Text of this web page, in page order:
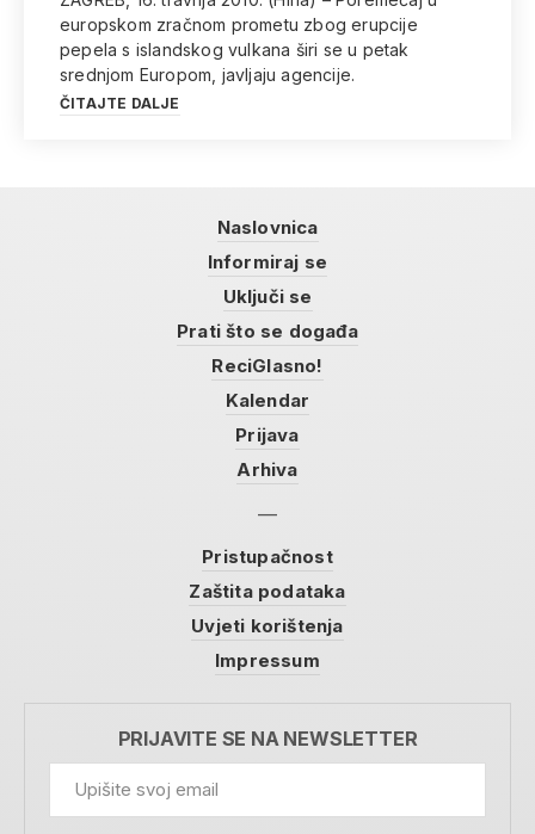
europskom zračnom prometu zbog erupcije
pepela s islandskog vulkana širi se u petak
srednjom Europom, javljaju agencije.
ČITAJTE DALJE
Naslovnica
Informiraj se
Uključi se
Prati što se događa
ReciGlasno!
Kalendar
Prijava
Arhiva
Pristupačnost
Zaštita podataka
Uvjeti korištenja
Impressum
PRIJAVITE SE NA NEWSLETTER